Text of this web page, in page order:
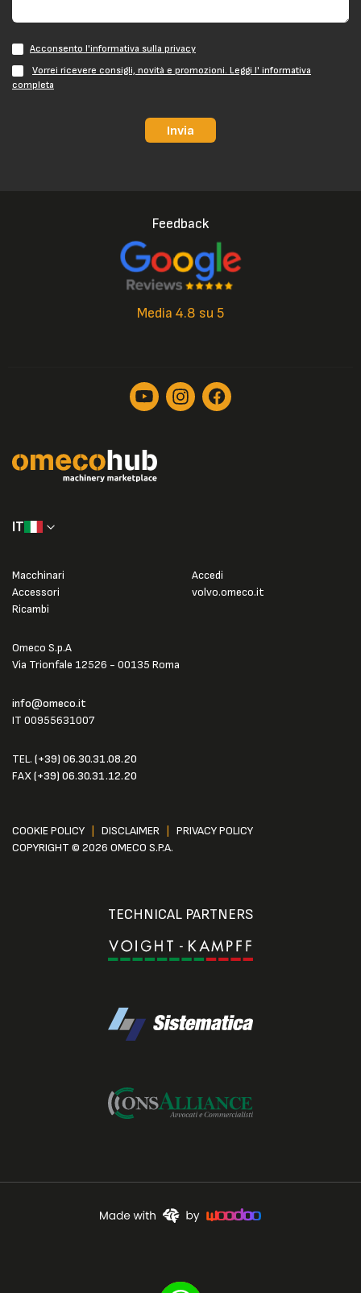
Acconsento l'informativa sulla privacy
Vorrei ricevere consigli, novità e promozioni. Leggi l' informativa
completa
Invia
Feedback
Media 4.8 su 5
IT
Omeco S.p.A
Via Trionfale 12526 - 00135 Roma
info@omeco.it
IT 00955631007
TEL. (+39) 06.30.31.08.20
FAX(+39) 06.30.31.12.20
Macchinari
Accessori
Ricambi
Accedi
volvo.omeco.it
COOKIE POLICY DISCLAIMER
PRIVACY POLICY
COPYRIGHT © 2026 OMECO S.P.A.
TECHNICAL PARTNERS